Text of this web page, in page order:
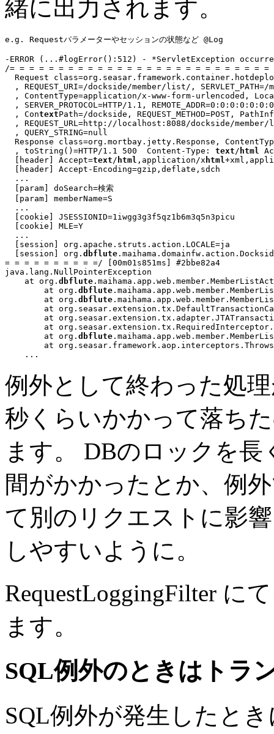
緒に出力されます。
e.g. Requestパラメーターやセッションの状態など @Log
-ERROR ( ... #logError():512) - *ServletException
/= = = = = = = = = = = = = = = = = = = = = = = = = =
Request
, REQUEST_URI=/dockside/member/list/,
, ContentType=application/x-www-form-urlencoded,
, SERVER_PROTOCOL=HTTP/1.1,
  , Con
textPath=/dockside, REQUEST_METHOD=POST,
, REQUEST_URL=http://localhost:8088/dockside/member/
  , QUERY_STRING=null
Response class=org.mortbay.jetty.Response,
  , toString()=HTTP/1.1 500  Content-Type:
text / html
  [header] Accept=
text / html ,application/x html
  [header] Accept-Encoding=gzip,deflate,sdch
...
  [param] doSearch=検索
  [param] memberName=S
...
  [cookie] JSESSIONID=1iwgg3g3f5qz1b6m3q5n3picu
  [cookie] MLE=Y
...
  [session] org.apache.struts.action.LOCALE=ja
  [session] org.
dbflute
= = = = = = = = = =/ [00m01s851ms] #2bbe82a4
java.lang.NullPointerException
    at org.
dbflute
	at org.
dbflute
	at org.
dbflute
	at org.
dbflute
...
例外として終わった処
秒くらいかかって落ち
ます。 DBのロックを
間がかかったとか、例
て別のリクエストに影
しやすいように。
RequestLoggingFilter に
ます。
SQL例外のときはトラ
SQL例外が発生したと